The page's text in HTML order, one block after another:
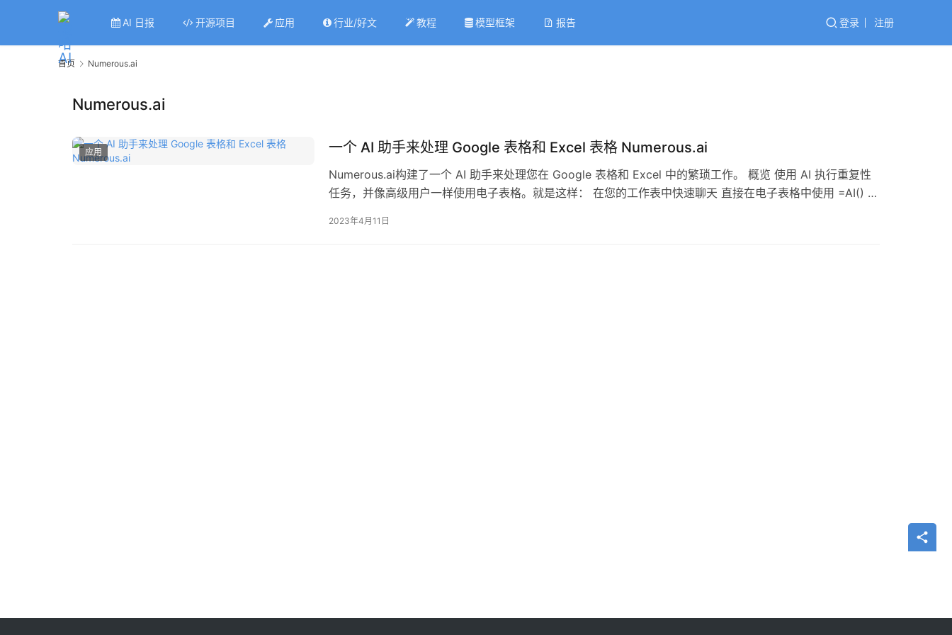
AI 日报 开源项目 应用 行业/好文 教程 模型框架 报告 登录 注册
首页 Numerous.ai
Numerous.ai
应用 一个 AI 助手来处理 Google 表格和 Excel 表格 Numerous.ai
Numerous.ai构建了一个 AI 助手来处理您在 Google 表格和 Excel 中的繁琐工作。 概览 使用 AI 执行重复性
任务，并像高级用户一样使用电子表格。就是这样： 在您的工作表中快速聊天 直接在电子表格中使用 =AI() 函
2023年4月11日